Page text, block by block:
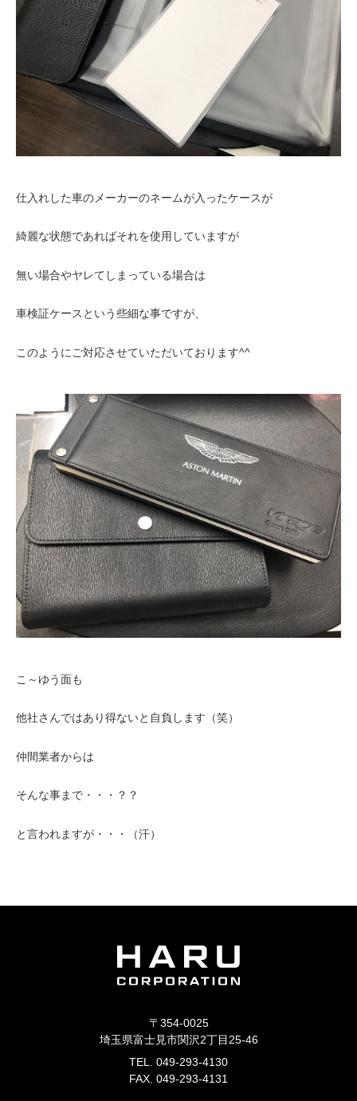
仕入れした車のメーカーのネームが入ったケースが
綺麗な状態であればそれを使用していますが
無い場合やヤレてしまっている場合は
車検証ケースという些細な事ですが、
このようにご対応させていただいております^^
こ～ゆう面も
他社さんではあり得ないと自負します（笑）
仲間業者からは
そんな事まで・・・？？
と言われますが・・・（汗）
〒354-0025
埼玉県富士見市関沢2丁目25-46
TEL. 049-293-4130
FAX. 049-293-4131